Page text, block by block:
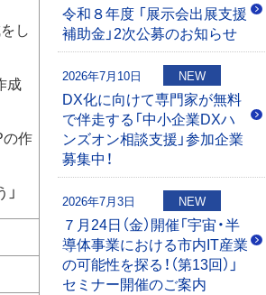
し
成
作
令和８年度 「展示会出展支援
補助金」2次公募のお知らせ
2026年7月10日 NEW
DX化に向けて専門家が無料
で伴走する「中小企業DXハ
ンズオン相談支援」参加企業
募集中！
2026年7月3日 NEW
７月24日（金）開催「宇宙・半
導体事業における市内IT産業
の可能性を探る！（第13回）」
セミナー開催のご案内